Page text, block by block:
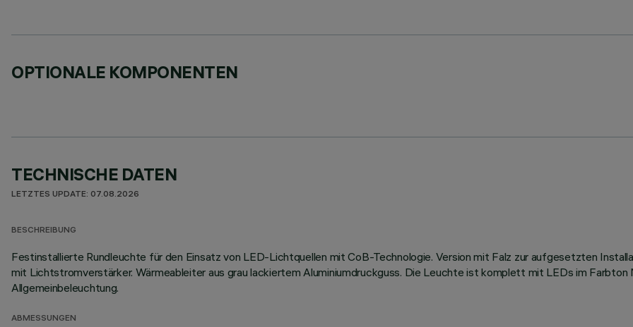
OPTIONALE KOMPONENTEN
TECHNISCHE DATEN
LETZTES UPDATE: 07.08.2026
BESCHREIBUNG
Festinstallierte Rundleuchte für den Einsatz von LED-Lichtquellen mit CoB-Technologie. Version mit Falz zur aufgesetzten
mit Lichtstromverstärker. Wärmeableiter aus grau lackiertem Aluminiumdruckguss. Die Leuchte ist komplett mit LEDs im
Allgemeinbeleuchtung.
ABMESSUNGEN